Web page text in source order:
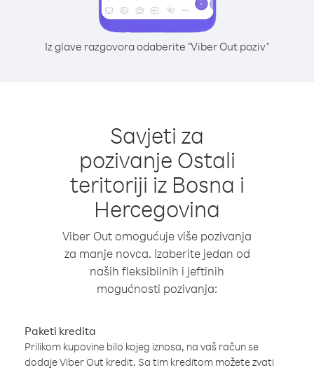
Iz glave razgovora odaberite "Viber Out poziv"
Savjeti za
pozivanje Ostali
teritoriji iz Bosna i
Hercegovina
Viber Out omogućuje više pozivanja
za manje novca. Izaberite jedan od
naših fleksibilnih i jeftinih
mogućnosti pozivanja:
Paketi kredita
Prilikom kupovine bilo kojeg iznosa, na vaš račun se
dodaje Viber Out kredit. Sa tim kreditom možete zvati